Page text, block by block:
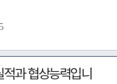
과 협상능력입니